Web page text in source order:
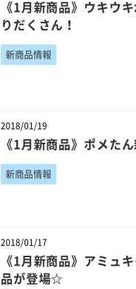
《1月新商品》ウキウ
りだくさん！
新商品情報
2018/01/19
《1月新商品》ポメた
新商品情報
2018/01/17
《1月新商品》アミュ
品が登場☆